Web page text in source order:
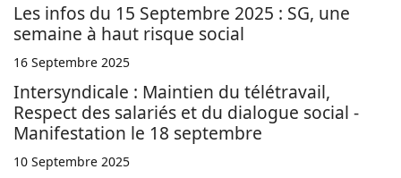
Les infos du 15 Septembre 2025 : SG, une
semaine à haut risque social
16 Septembre 2025
Intersyndicale : Maintien du télétravail,
Respect des salariés et du dialogue social -
Manifestation le 18 septembre
10 Septembre 2025